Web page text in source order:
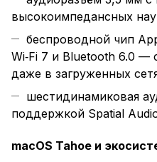
высокоимпедансных
беспроводной чип
Wi‑Fi 7 и Bluetooth 6.0 —
даже в загруженных
шестидинамиковая
поддержкой Spatial
macOS Tahoe и